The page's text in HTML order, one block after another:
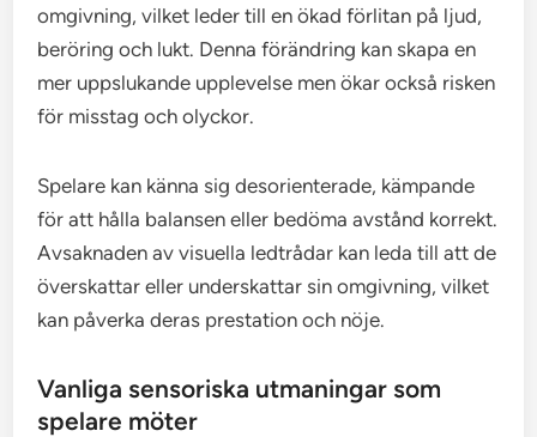
omgivning, vilket leder till en ökad förlitan på ljud,
beröring och lukt. Denna förändring kan skapa en
mer uppslukande upplevelse men ökar också risken
för misstag och olyckor.
Spelare kan känna sig desorienterade, kämpande
för att hålla balansen eller bedöma avstånd korrekt.
Avsaknaden av visuella ledtrådar kan leda till att de
överskattar eller underskattar sin omgivning, vilket
kan påverka deras prestation och nöje.
Vanliga sensoriska utmaningar som
spelare möter